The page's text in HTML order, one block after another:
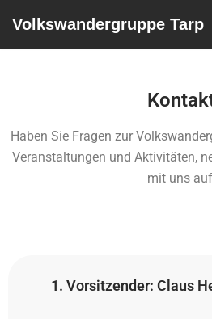
Volkswandergruppe Tarp
Haben Sie Fragen zur
Veranstaltungen und Aktivitäten,
mit uns
1. Vorsitzender: Claus